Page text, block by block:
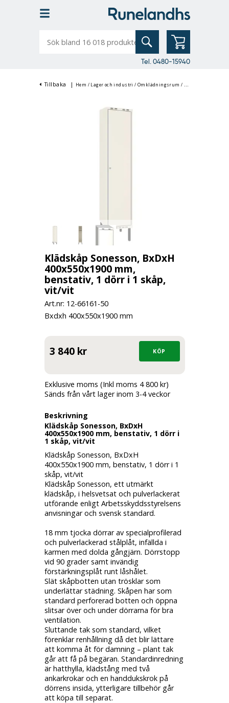
bland
Tel. 0480-15940
Tillbaka | Hem / Lager och industri / Omklädningsrum /
Klädskåp Sonesson, BxDxH
400x550x1900 mm,
benstativ, 1 dörr i 1 skåp,
vit/vit
Art.nr: 12-66161-50
Bxdxh 400x550x1900 mm
3 840 kr
Exklusive moms (Inkl moms 4 800 kr)
Sänds från vårt lager inom 3-4 veckor
Beskrivning
Klädskåp Sonesson, BxDxH
400x550x1900 mm, benstativ, 1 dörr i
1 skåp, vit/vit
Klädskåp Sonesson, BxDxH
400x550x1900 mm, benstativ, 1 dörr i 1
skåp, vit/vit
Klädskåp Sonesson, ett utmärkt
klädskåp, i helsvetsat och pulverlackerat
utförande enligt Arbetsskyddsstyrelsens
anvisningar och svensk standard.
18 mm tjocka dörrar av specialprofilerad
och pulverlackerad stålplåt, infällda i
karmen med dolda gångjärn. Dörrstopp
vid 90 grader samt invändig
förstärkningsplåt runt låshålet.
Slät skåpbotten utan trösklar som
underlättar städning. Skåpen har som
standard perforerad botten och öppna
slitsar över och under dörrarna för bra
ventilation.
Sluttande tak som standard, vilket
förenklar renhållning då det blir lättare
att komma åt för damning – plant tak
går att få på begäran. Standardinredning
är hatthylla, klädstång med två
ankarkrokar och en handdukskrok på
dörrens insida, ytterligare tillbehör går
att köpa till separat.